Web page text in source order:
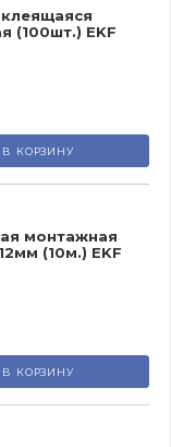
(100шт.) EKF
В КОРЗИНУ
монтажная
(10м.) EKF
В КОРЗИНУ